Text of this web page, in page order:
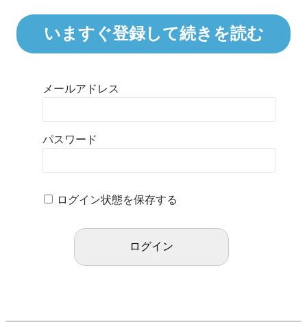
いますぐ登録して続きを読む
メールアドレス
パスワード
ログイン状態を保存する